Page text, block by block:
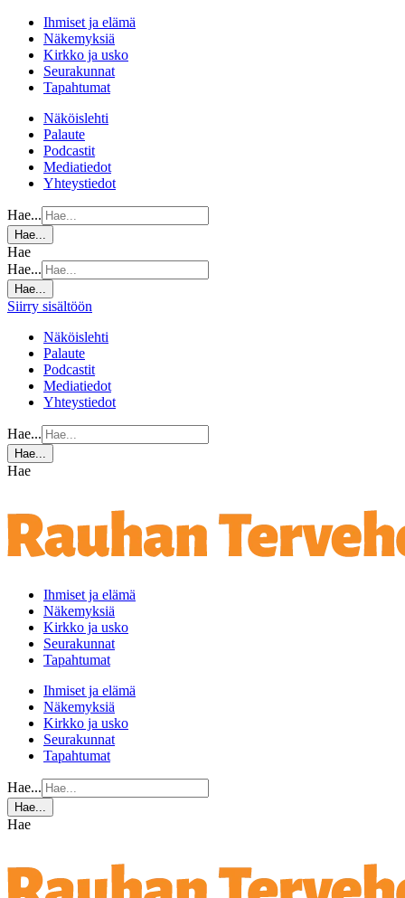
Ihmiset ja elämä
Näkemyksiä
Kirkko ja usko
Seurakunnat
Tapahtumat
Näköislehti
Palaute
Podcastit
Mediatiedot
Yhteystiedot
Hae...
Hae...
Hae
Hae...
Hae...
Siirry sisältöön
Näköislehti
Palaute
Podcastit
Mediatiedot
Yhteystiedot
Hae...
Hae...
Hae
Ihmiset ja elämä
Näkemyksiä
Kirkko ja usko
Seurakunnat
Tapahtumat
Ihmiset ja elämä
Näkemyksiä
Kirkko ja usko
Seurakunnat
Tapahtumat
Hae...
Hae...
Hae